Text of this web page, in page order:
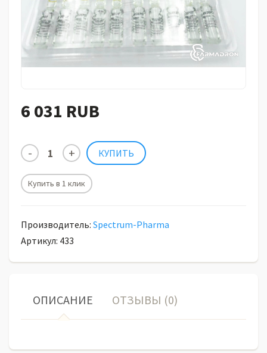
6 031 RUB
Купить в 1 клик
Производитель: Spectrum-Pharma
Артикул: 433
ОПИСАНИЕ ОТЗЫВЫ (0)